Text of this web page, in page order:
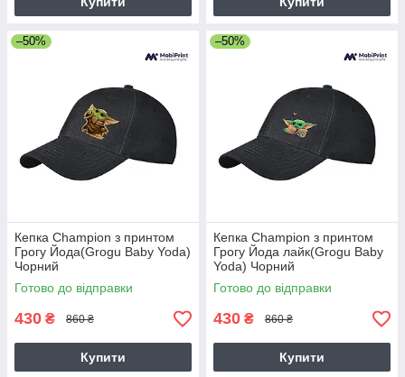
–50%
Кепка Champion з принтом
Грогу Йода(Grogu Baby Yoda)
Чорний
Готово до відправки
430 ₴ 860 ₴
Купити
–50%
Кепка Champion з принтом
Грогу Йода лайк(Grogu Baby
Yoda) Чорний
Готово до відправки
430 ₴ 860 ₴
Купити